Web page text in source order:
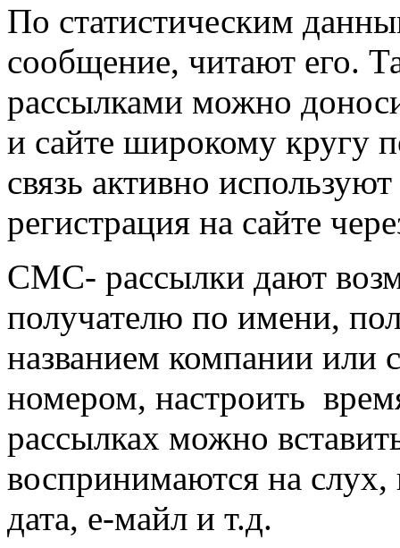
По статистическим
сообщение, читают его.
рассылками можно
и сайте широкому кругу
связь активно
регистрация на сайте
СМС- рассылки дают
получателю по имени,
названием компании или
номером, настроить
рассылках можно
воспринимаются на слух,
дата, е-майл и т.д.